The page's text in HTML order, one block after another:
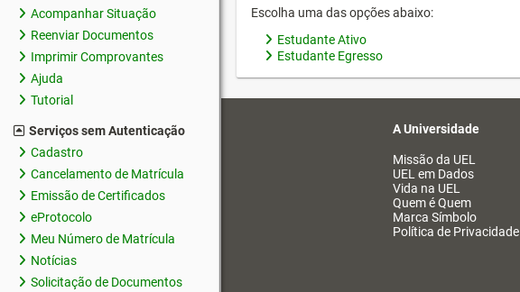
Acompanhar Situação
Reenviar Documentos
Imprimir Comprovantes
Ajuda
Tutorial
Serviços sem Autenticação
Cadastro
Cancelamento de Matrícula
Emissão de Certificados
eProtocolo
Meu Número de Matrícula
Notícias
Solicitação de Documentos
Escolha uma das opções abaixo:
Estudante Ativo
Estudante Egresso
A Universidade
Missão da UEL
UEL em Dados
Vida na UEL
Quem é Quem
Marca Símbolo
Política de Privacidade